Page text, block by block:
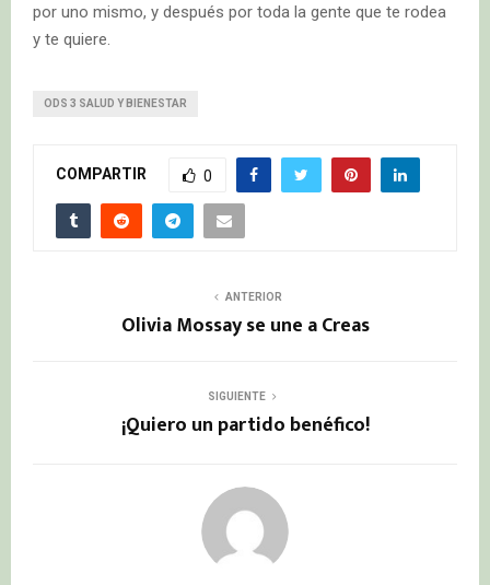
por uno mismo, y después por toda la gente que te rodea
y te quiere.
ODS 3 SALUD Y BIENESTAR
COMPARTIR 0
ANTERIOR
Olivia Mossay se une a Creas
SIGUIENTE
¡Quiero un partido benéfico!